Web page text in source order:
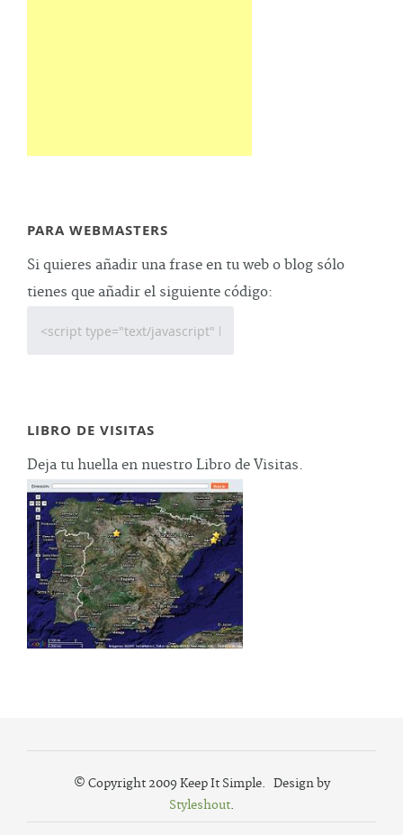
PARA WEBMASTERS
Si quieres añadir una frase en tu web o blog sólo
tienes que añadir el siguiente código:
LIBRO DE VISITAS
Deja tu huella en nuestro Libro de Visitas.
© Copyright 2009 Keep It Simple. Design by
Styleshout.